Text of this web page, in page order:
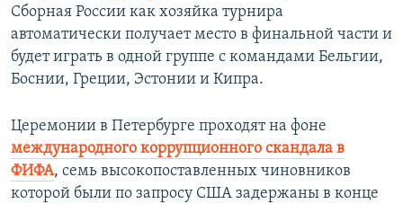
Сборная России как хозяйка турнира
автоматически получает место в финальной части и
будет играть в одной группе с командами Бельгии,
Боснии, Греции, Эстонии и Кипра.
Церемонии в Петербурге проходят на фоне
международного коррупционного скандала в
ФИФА, семь высокопоставленных чиновников
которой были по запросу США задержаны в конце